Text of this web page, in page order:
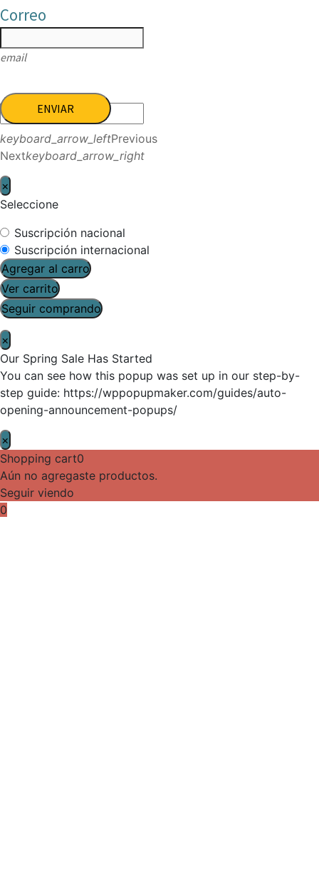
Correo
email
ENVIAR
keyboard_arrow_leftPrevious
Nextkeyboard_arrow_right
×
Seleccione
Suscripción nacional
Suscripción internacional
Agregar al carro
Ver carrito
Seguir comprando
×
Our Spring Sale Has Started
You can see how this popup was set up in our step-by-
step guide: https://wppopupmaker.com/guides/auto-
opening-announcement-popups/
×
Shopping cart0
Aún no agregaste productos.
Seguir viendo
0